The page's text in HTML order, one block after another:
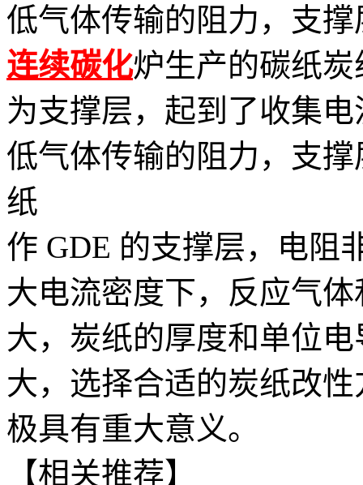
低气体传输的阻力，支
连续碳化炉生产的碳纸
为支撑层，起到了收集
低气体传输的阻力，支
纸
作 GDE 的支撑层，电阻
大电流密度下，反应气
大，炭纸的厚度和单位
大，选择合适的炭纸改
极具有重大意义。
【相关推荐】